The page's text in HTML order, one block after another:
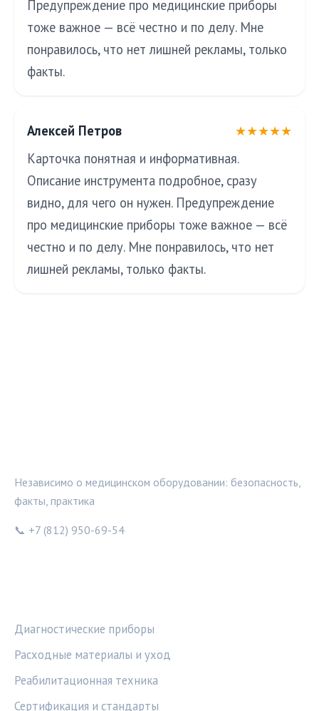
Предупреждение про медицинские приборы
тоже важное — всё честно и по делу. Мне
понравилось, что нет лишней рекламы, только
факты.
Алексей Петров
★★★★★
Карточка понятная и информативная.
Описание инструмента подробное, сразу
видно, для чего он нужен. Предупреждение
про медицинские приборы тоже важное — всё
честно и по делу. Мне понравилось, что нет
лишней рекламы, только факты.
Независимо о медицинском оборудовании: безопасность,
факты, практика
📞 +7 (812) 950-69-54
Диагностические приборы
Расходные материалы и уход
Реабилитационная техника
Сертификация и стандарты